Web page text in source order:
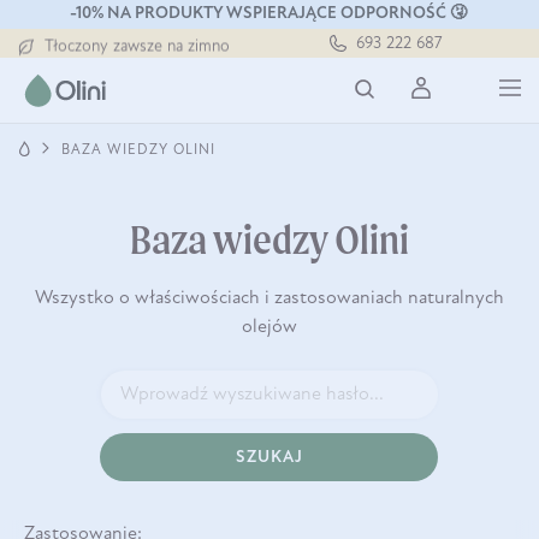
-10% NA PRODUKTY WSPIERAJĄCE ODPORNOŚĆ 🤧
Darmowa dostawa od 199 zł
Tłoczony zawsze na zimno
Darmowa dostawa od 199 zł
693 222 687
BAZA WIEDZY OLINI
Baza wiedzy Olini
Wszystko o właściwościach i zastosowaniach naturalnych
olejów
SZUKAJ
Zastosowanie: